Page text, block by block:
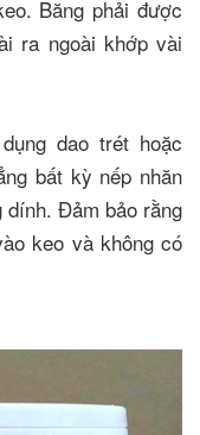
Băng phải được
ra ngoài khớp vài
dao trét hoặc
bất kỳ nếp nhăn
dính. Đảm bảo rằng
keo và không có